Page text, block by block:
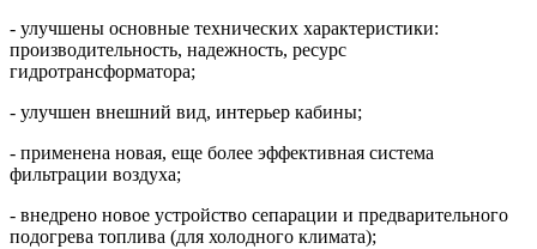
- улучшены основные технических характеристики:
производительность, надежность, ресурс
гидротрансформатора;
- улучшен внешний вид, интерьер кабины;
- применена новая, еще более эффективная система
фильтрации воздуха;
- внедрено новое устройство сепарации и предварительного
подогрева топлива (для холодного климата);